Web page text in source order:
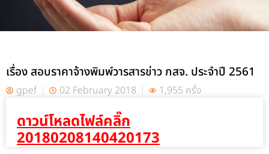
เรื่อง สอบราคาจ้างพิมพ์วารสารข่าว กสจ. ประจำปี 2561
gpef 02 February 2018 1,955 ครั้ง
ดาวน์โหลดไฟล์คลิ๊ก
20180208140420173